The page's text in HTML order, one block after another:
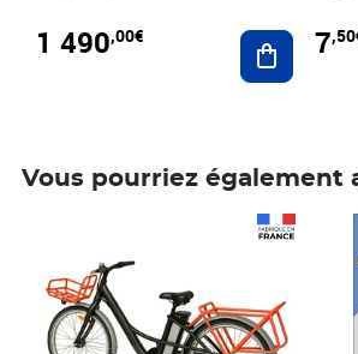
1 490,00€ Ajouter
7
Vous pourriez également
Prix